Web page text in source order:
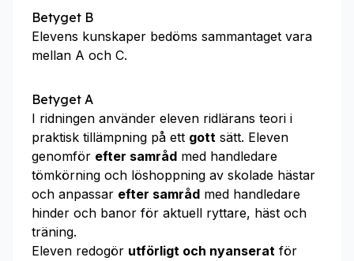
Betyget B
Elevens kunskaper bedöms sammantaget vara
mellan A och C.
Betyget A
I ridningen använder eleven ridlärans teori i
praktisk tillämpning på ett gott sätt. Eleven
genomför efter samråd med handledare
tömkörning och löshoppning av skolade hästar
och anpassar efter samråd med handledare
hinder och banor för aktuell ryttare, häst och
träning.
Eleven redogör utförligt och nyanserat för